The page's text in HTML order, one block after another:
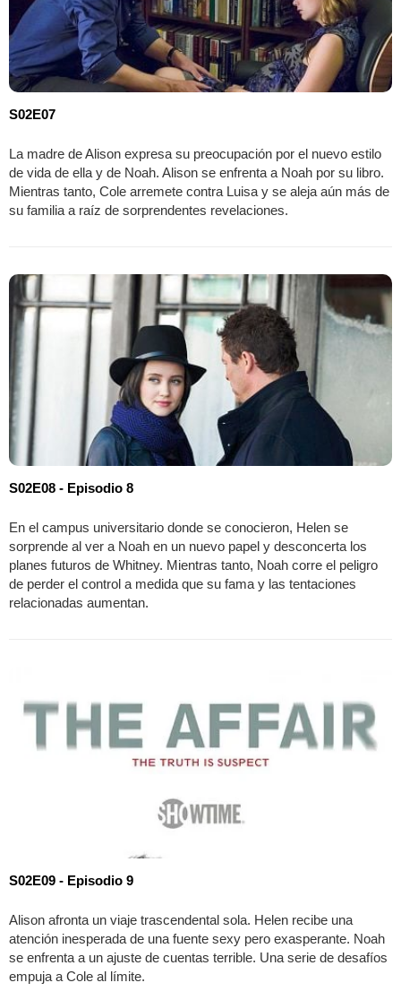
S02E07
La madre de Alison expresa su preocupación por el nuevo estilo
de vida de ella y de Noah. Alison se enfrenta a Noah por su libro.
Mientras tanto, Cole arremete contra Luisa y se aleja aún más de
su familia a raíz de sorprendentes revelaciones.
S02E08 - Episodio 8
En el campus universitario donde se conocieron, Helen se
sorprende al ver a Noah en un nuevo papel y desconcerta los
planes futuros de Whitney. Mientras tanto, Noah corre el peligro
de perder el control a medida que su fama y las tentaciones
relacionadas aumentan.
S02E09 - Episodio 9
Alison afronta un viaje trascendental sola. Helen recibe una
atención inesperada de una fuente sexy pero exasperante. Noah
se enfrenta a un ajuste de cuentas terrible. Una serie de desafíos
empuja a Cole al límite.